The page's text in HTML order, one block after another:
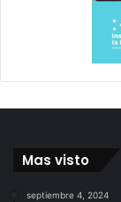
Mas visto
septiembre 4, 2024